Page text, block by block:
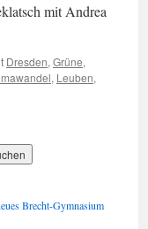
mit Andrea
Dresden, Grüne,
, Leuben,
Brecht-Gymnasium